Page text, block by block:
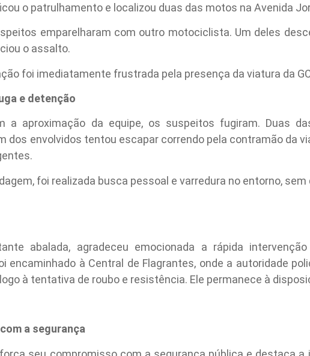
o patrulhamento e localizou duas das motos na Avenida
emparelharam com outro motociclista. Um deles
o assalto.
foi imediatamente frustrada pela presença da viatura da
e detenção
a aproximação da equipe, os suspeitos fugiram. Duas
dos envolvidos tentou escapar correndo pela contramão da
foi realizada busca pessoal e varredura no entorno,
abalada, agradeceu emocionada a rápida
encaminhado à Central de Flagrantes, onde a autoridade
à tentativa de roubo e resistência. Ele permanece à
a segurança